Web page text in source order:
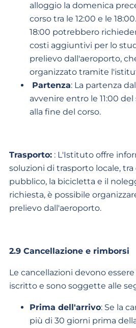
alloggio la domenica
corso tra le 12:00 e le
18:00 potrebbero
costi aggiuntivi per lo
prelievo dall'aeroporto,
organizzato tramite
Partenza: La partenza
avvenire entro le 11:00
alla fine del corso.
Trasporto: : L'Istituto offre
soluzioni di trasporto locale,
pubblico, la bicicletta e il
richiesta, è possibile
prelievo dall'aeroporto.
2.9 Cancellazione e rimborsi
Le cancellazioni devono
iscritto e sono soggette alle
Prima dell'arrivo: Se la
più di 30 giorni prima